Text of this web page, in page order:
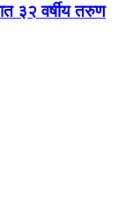
३२ वर्षीय तरुण